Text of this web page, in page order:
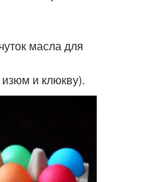
масла для
и клюкву).